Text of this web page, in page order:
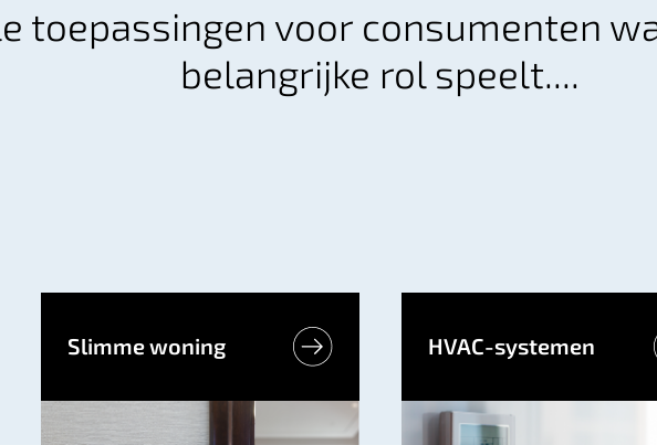
toepassingen voor consumenten
belangrijke rol speelt....
Slimme woning HVAC-systemen